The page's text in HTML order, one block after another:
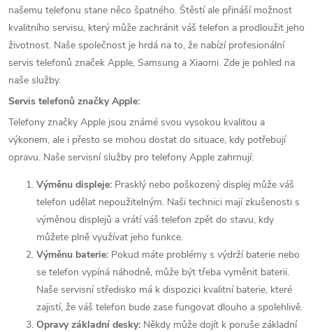
našemu telefonu stane něco špatného. Štěstí ale přináší možnost
kvalitního servisu, který může zachránit váš telefon a prodloužit jeho
životnost. Naše společnost je hrdá na to, že nabízí profesionální
servis telefonů značek Apple, Samsung a Xiaomi. Zde je pohled na
naše služby.
Servis telefonů značky Apple:
Telefony značky Apple jsou známé svou vysokou kvalitou a
výkonem, ale i přesto se mohou dostat do situace, kdy potřebují
opravu. Naše servisní služby pro telefony Apple zahrnují:
Výměnu displeje: Prasklý nebo poškozený displej může váš
telefon udělat nepoužitelným. Naši technici mají zkušenosti s
výměnou displejů a vrátí váš telefon zpět do stavu, kdy
můžete plně využívat jeho funkce.
Výměnu baterie: Pokud máte problémy s výdrží baterie nebo
se telefon vypíná náhodně, může být třeba vyměnit baterii.
Naše servisní středisko má k dispozici kvalitní baterie, které
zajistí, že váš telefon bude zase fungovat dlouho a spolehlivě.
Opravy základní desky: Někdy může dojít k poruše základní